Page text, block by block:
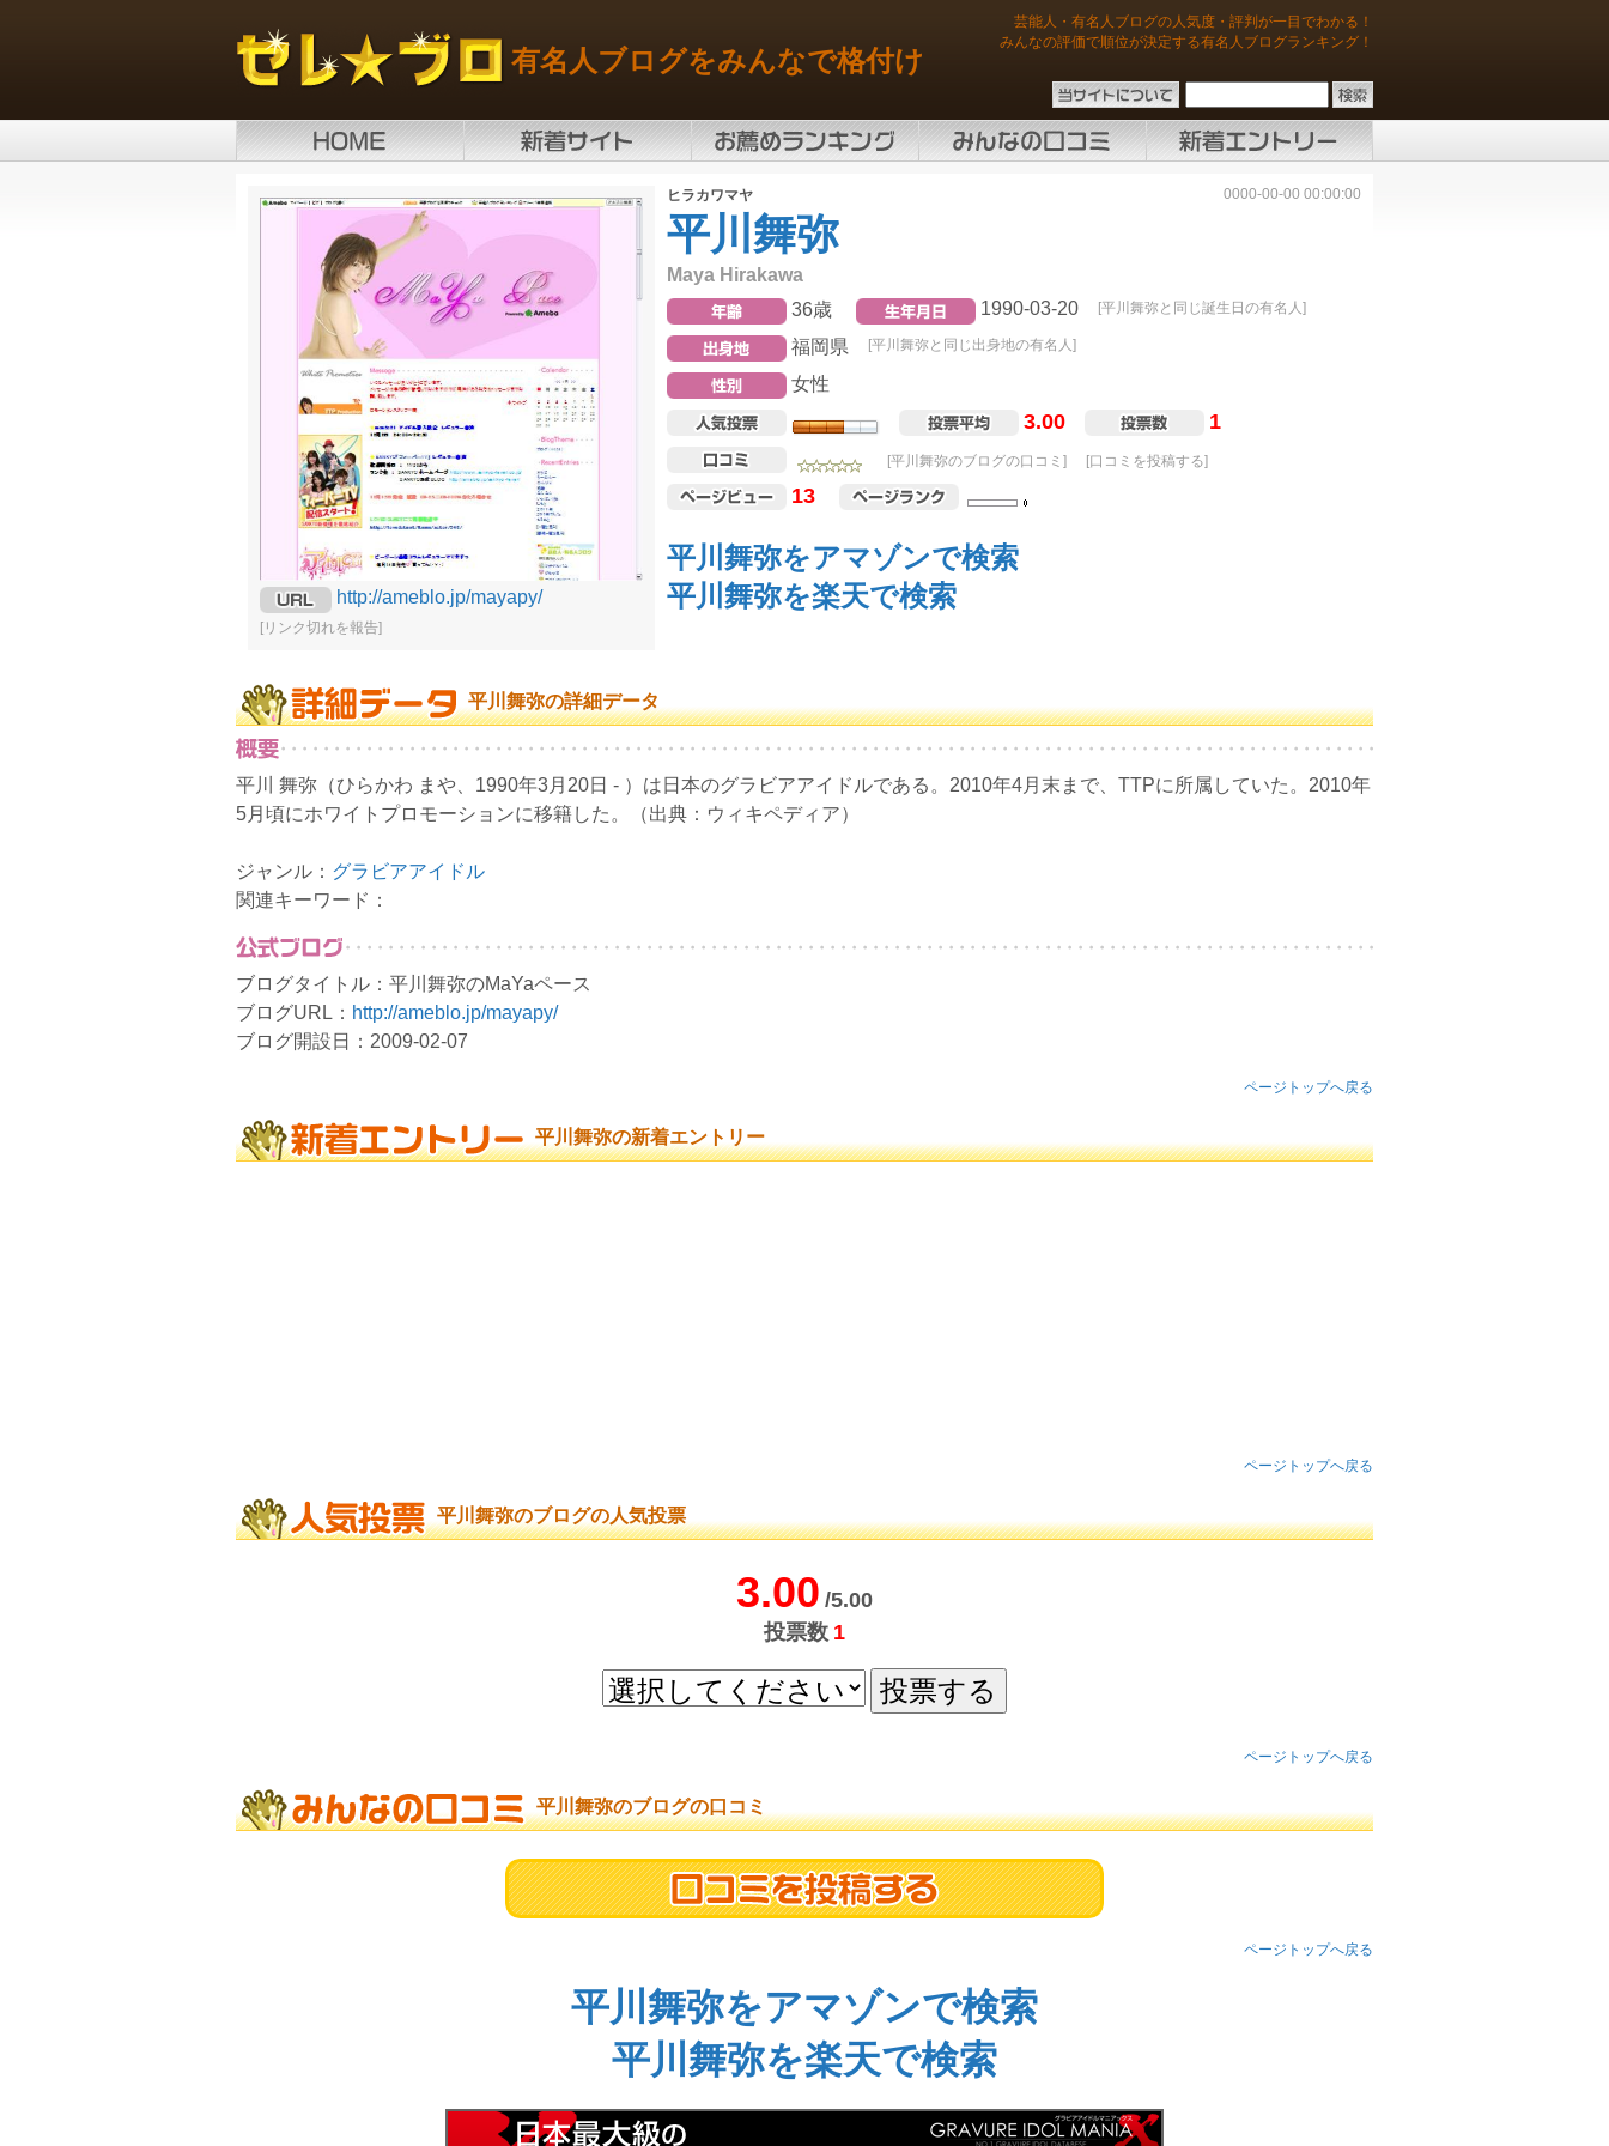
有名人ブログをみんなで格付け
芸能人・有名人ブログの人気度・評判が一目でわかる！
みんなの評価で順位が決定する有名人ブログランキング！
http://ameblo.jp/mayapy/
[リンク切れを報告]
0000-00-00 00:00:00
ヒラカワマヤ
平川舞弥
Maya Hirakawa
36歳
1990-03-20 [平川舞弥と同じ誕生日の有名人]
福岡県 [平川舞弥と同じ出身地の有名人]
女性
3.00 1
[平川舞弥のブログの口コミ] [口コミを投稿する]
13
平川舞弥をアマゾンで検索
平川舞弥を楽天で検索
平川舞弥の詳細データ
平川 舞弥（ひらかわ まや、1990年3月20日 - ）は日本のグラビアアイドルである。2010年4月末まで、TTPに所属していた。2010年
5月頃にホワイトプロモーションに移籍した。（出典：ウィキペディア）
ジャンル： グラビアアイドル
関連キーワード：
ブログタイトル：平川舞弥のMaYaペース
ブログURL： http://ameblo.jp/mayapy/
ブログ開設日：2009-02-07
ページトップへ戻る
平川舞弥の新着エントリー
ページトップへ戻る
平川舞弥のブログの人気投票
3.00 /5.00
投票数 1
ページトップへ戻る
平川舞弥のブログの口コミ
ページトップへ戻る
平川舞弥をアマゾンで検索
平川舞弥を楽天で検索